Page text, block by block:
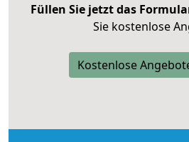
Füllen Sie jetzt das
Sie kostenlose
Kostenlose